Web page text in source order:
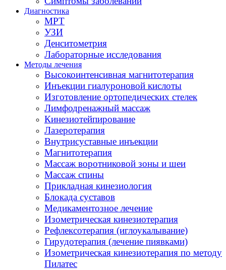
Диагностика
МРТ
УЗИ
Денситометрия
Лабораторные исследования
Методы лечения
Высокоинтенсивная магнитотерапия
Инъекции гиалуроновой кислоты
Изготовление ортопедических стелек
Лимфодренажный массаж
Кинезиотейпирование
Лазеротерапия
Внутрисуставные инъекции
Магнитотерапия
Массаж воротниковой зоны и шеи
Массаж спины
Прикладная кинезиология
Блокада суставов
Медикаментозное лечение
Изометрическая кинезиотерапия
Рефлексотерапия (иглоукалывание)
Гирудотерапия (лечение пиявками)
Изометрическая кинезиотерапия по методу
Пилатес